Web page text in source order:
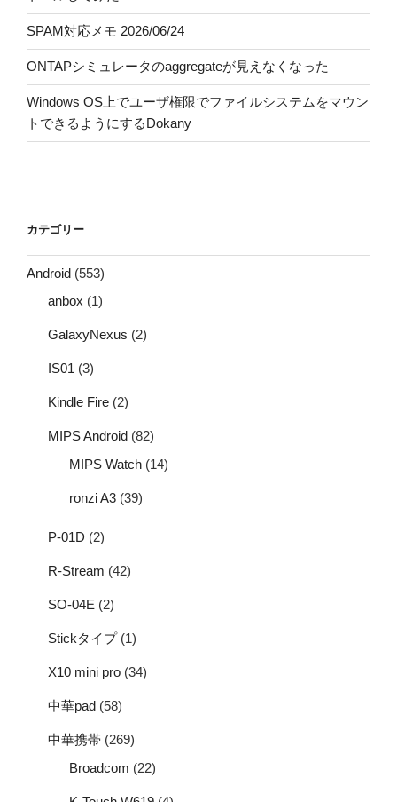
SPAM対応メモ 2026/06/24
ONTAPシミュレータのaggregateが見えなくなった
Windows OS上でユーザ権限でファイルシステムをマウン
トできるようにするDokany
カテゴリー
Android (553)
anbox (1)
GalaxyNexus (2)
IS01 (3)
Kindle Fire (2)
MIPS Android (82)
MIPS Watch (14)
ronzi A3 (39)
P-01D (2)
R-Stream (42)
SO-04E (2)
Stickタイプ(1)
X10 mini pro (34)
中華pad (58)
中華携帯 (269)
Broadcom (22)